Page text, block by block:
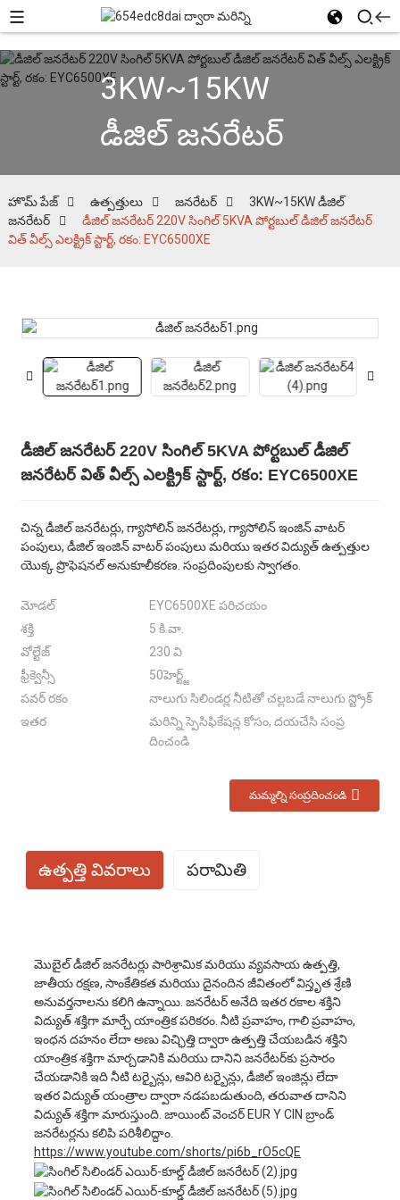
3KW~15KW
డీజిల్ జనరేటర్
హొమ్ పేజ్ ఉత్పత్తులు జనరేటర్
3KW~15KW డీజిల్
జనరేటర్
డీజిల్ జనరేటర్ 220V సింగిల్ 5KVA పోర్టబుల్ డీజిల్ జనరేటర్
విత్ వీల్స్ ఎలక్ట్రిక్ స్టార్ట్, రకం: EYC6500XE
డీజిల్ జనరేటర్ 220V సింగిల్ 5KVA పోర్టబుల్ డీజిల్
జనరేటర్ విత్ వీల్స్ ఎలక్ట్రిక్ స్టార్ట్, రకం: EYC6500XE
చిన్న డీజిల్ జనరేటర్లు, గ్యాసోలిన్ జనరేటర్లు, గ్యాసోలిన్ ఇంజిన్ వాటర్
పంపులు, డీజిల్ ఇంజిన్ వాటర్ పంపులు మరియు ఇతర విద్యుత్ ఉత్పత్తుల
యొక్క ప్రొఫెషనల్ అనుకూలీకరణ. సంప్రదింపులకు స్వాగతం.
మోడల్
EYC6500XE పరిచయం
శక్తి
5 కి.వా.
వోల్టేజ్
230 వి
ఫ్రీక్వెన్సీ
50హెర్ట్జ్
పవర్ రకం
నాలుగు సిలిండర్ల నీటితో చల్లబడే నాలుగు స్ట్రోక్
ఇతర
మరిన్ని స్పెసిఫికేషన్ల కోసం, దయచేసి సంప్ర
దించండి
మమ్మల్ని సంప్రదించండి
ఉత్పత్తి వివరాలు పరామితి
మొబైల్ డీజిల్ జనరేటర్లు పారిశ్రామిక మరియు వ్యవసాయ ఉత్పత్తి,
జాతీయ రక్షణ, సాంకేతికత మరియు దైనందిన జీవితంలో విస్తృత శ్రేణి
అనువర్తనాలను కలిగి ఉన్నాయి. జనరేటర్ అనేది ఇతర రకాల శక్తిని
విద్యుత్ శక్తిగా మార్చే యాంత్రిక పరికరం. నీటి ప్రవాహం, గాలి ప్రవాహం,
ఇంధన దహనం లేదా అణు విచ్ఛిత్తి ద్వారా ఉత్పత్తి చేయబడిన శక్తిని
యాంత్రిక శక్తిగా మార్చడానికి మరియు దానిని జనరేటర్‌కు ప్రసారం
చేయడానికి ఇది నీటి టర్బైన్లు, ఆవిరి టర్బైన్లు, డీజిల్ ఇంజిన్లు లేదా
ఇతర విద్యుత్ యంత్రాల ద్వారా నడపబడుతుంది, తరువాత దానిని
విద్యుత్ శక్తిగా మారుస్తుంది. జాయింట్ వెంచర్ EUR Y CIN బ్రాండ్
జనరేటర్లను కలిపి పరిశీలిద్దాం.
https://www.youtube.com/shorts/pi6b_rO5cQE
ఉత్తేజిత మోడ్
ఎవిఆర్
ప్రధాన శక్తి
5.0 కి.వా.
స్టాండ్‌బై పవర్
5.5 కి.వా.
రేట్ చేయబడిన వోల్టేజ్
230 వి
రేట్ చేయబడిన ఆంపియర్
21.7ఎ
ఫ్రీక్వెన్సీ
50 హెర్ట్జ్
దశ నం.
సింగిల్ ఫేజ్
శక్తి కారకం (COSφ)
1. 1.